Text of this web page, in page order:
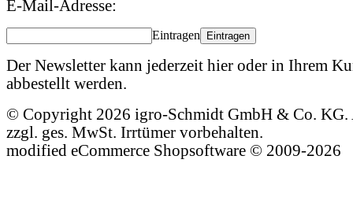
E-Mail-Adresse:
Eintragen Eintragen
Der Newsletter kann jederzeit hier oder in Ihrem
abbestellt werden.
© Copyright 2026 igro-Schmidt GmbH & Co. KG.
zzgl. ges. MwSt. Irrtümer vorbehalten.
modified eCommerce Shopsoftware © 2009-2026